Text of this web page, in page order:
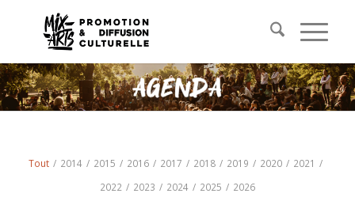
Tout / 2014 / 2015 / 2016 / 2017 / 2018 / 2019 / 2020 / 2021 /
2022 / 2023 / 2024 / 2025 / 2026